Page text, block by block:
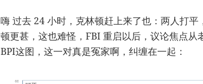
嗨 过去 24 小时，克林顿赶上来了也：两人打
顿更甚，这也难怪，FBI 重启以后，议论焦点从
BPI这图，这一对真是冤家啊，纠缠在一起：